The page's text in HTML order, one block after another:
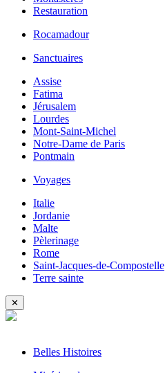
Restauration
Rocamadour
Sanctuaires
Assise
Fatima
Jérusalem
Lourdes
Mont-Saint-Michel
Notre-Dame de Paris
Pontmain
Voyages
Italie
Jordanie
Malte
Pèlerinage
Rome
Saint-Jacques-de-Compostelle
Terre sainte
✕
Belles Histoires